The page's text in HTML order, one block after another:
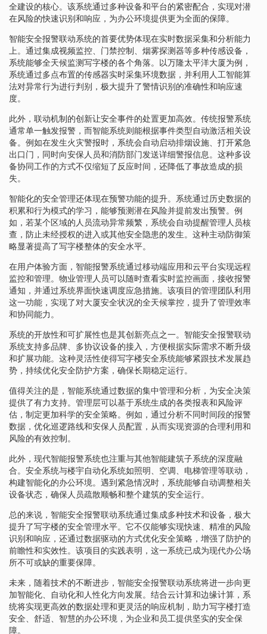
全建设的核心。该系统通过多种设备和平台的紧密配合，实现对潜
在风险的快速识别和响应，为办公环境提供更为全面的保障。
智能安全报警联动系统的首要优势体现在实时数据采集和分析能力
上。通过集成视频监控、门禁控制、烟雾探测器等多种传感设备，
系统能够全天候监测写字楼的各个角落。以万隆太平洋大厦为例，
系统通过多点布置的传感器实时采集环境数据，并利用人工智能算
法对异常行为进行判别，极大提升了警情识别的准确性和响应速
度。
此外，联动机制的创新让安全事件的处置更加高效。传统报警系统
通常单一触发报警，而智能系统则能根据事件类型自动激活相关设
备。例如在发生火灾警报时，系统会自动启动排烟设施、打开紧急
出口门，同时向安保人员和消防部门发送详细警报信息。这种多设
备协同工作的方式不仅缩短了反应时间，还降低了事故造成的损
失。
智能化的安全管理还体现在预警功能的提升。系统通过历史数据的
积累和行为模式的学习，能够预测潜在风险并提前发出预警。例
如，若某个区域的人员流动异常频繁，系统会自动提醒管理人员核
查，防止未经授权的进入或其他安全隐患的发生。这种主动防御策
略显著提高了写字楼整体的安全水平。
在用户体验方面，智能报警系统通过移动端应用和云平台实现远程
监控和管理。物业管理人员可以随时查看实时监控画面，接收报警
通知，并通过系统界面快速调度应急措施。该项目的管理团队利用
这一功能，实现了对大厦安全状况的全天候掌控，提升了管理效率
和协同能力。
系统的开放性和可扩展性也是其创新亮点之一。智能安全报警联动
系统支持多品牌、多协议设备的接入，方便根据实际需求不断升级
和扩展功能。这种灵活性使得写字楼安全系统能够紧跟技术发展趋
势，持续优化安全防护方案，确保长期稳定运行。
值得关注的是，智能系统通过数据的集中管理和分析，为安全决策
提供了有力支持。管理层可以基于系统生成的各类报表和风险评
估，制定更加科学的安全策略。例如，通过分析不同时间段的报警
数据，优化巡逻路线和安保人员配置，从而实现资源的合理利用和
风险的有效控制。
此外，现代智能报警系统也注重与其他智能建筑子系统的深度融
合。安全系统与楼宇自动化系统如照明、空调、电梯管理等联动，
构建智能化的办公环境。遇到紧急情况时，系统能够自动调整相关
设备状态，确保人员疏散顺畅和整个建筑的安全运行。
总的来说，智能安全报警联动系统通过集成多种技术和设备，极大
提升了写字楼的安全管理水平。它不仅能够实现快速、精准的风险
识别和响应，还通过数据驱动的方式优化安全策略，增强了防护的
前瞻性和实效性。该项目的实践表明，这一系统已成为现代办公场
所不可或缺的重要保障。
未来，随着技术的不断进步，智能安全报警联动系统将进一步向更
加智能化、自动化和人性化方向发展。结合云计算和边缘计算，系
统将实现更高效的数据处理和更灵活的响应机制，助力写字楼打造
安全、舒适、智慧的办公环境，为企业和员工提供坚实的安全保
障。